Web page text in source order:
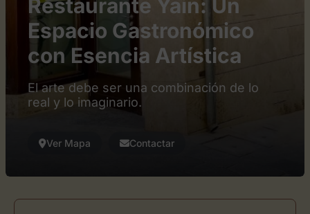
Restaurante Yain: Un
Espacio Gastronómico
con Esencia Artística
El arte debe ser una combinación de lo
real y lo imaginario.
Ver Mapa Contactar